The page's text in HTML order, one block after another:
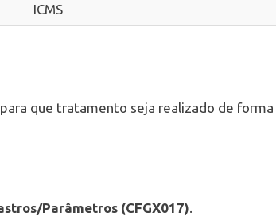
ICMS
que tratamento seja realizado de forma
Parâmetros (CFGX017).